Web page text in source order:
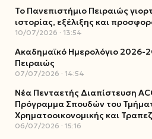
Το Πανεπιστήμιο Πειραιώς
ιστορίας, εξέλιξης και
10/07/2026 13:54
Ακαδημαϊκό Ημερολόγιο 2026-
Πειραιώς
07/07/2026 14:54
Νέα Πενταετής Διαπίστευση
Πρόγραμμα Σπουδών του
Χρηματοοικονομικής και
06/07/2026 15:16